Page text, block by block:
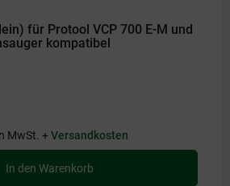
für Protool VCP 700 E-M und
kompatibel
MwSt. +Versandkosten
In den Warenkorb